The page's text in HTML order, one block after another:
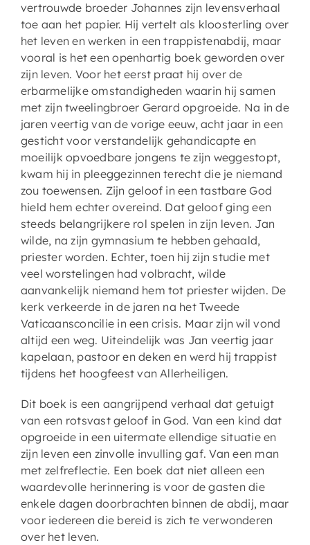
vertrouwde broeder Johannes zijn levensverhaal
toe aan het papier. Hij vertelt als kloosterling over
het leven en werken in een trappistenabdij, maar
vooral is het een openhartig boek geworden over
zijn leven. Voor het eerst praat hij over de
erbarmelijke omstandigheden waarin hij samen
met zijn tweelingbroer Gerard opgroeide. Na in de
jaren veertig van de vorige eeuw, acht jaar in een
gesticht voor verstandelijk gehandicapte en
moeilijk opvoedbare jongens te zijn weggestopt,
kwam hij in pleeggezinnen terecht die je niemand
zou toewensen. Zijn geloof in een tastbare God
hield hem echter overeind. Dat geloof ging een
steeds belangrijkere rol spelen in zijn leven. Jan
wilde, na zijn gymnasium te hebben gehaald,
priester worden. Echter, toen hij zijn studie met
veel worstelingen had volbracht, wilde
aanvankelijk niemand hem tot priester wijden. De
kerk verkeerde in de jaren na het Tweede
Vaticaansconcilie in een crisis. Maar zijn wil vond
altijd een weg. Uiteindelijk was Jan veertig jaar
kapelaan, pastoor en deken en werd hij trappist
tijdens het hoogfeest van Allerheiligen.
Dit boek is een aangrijpend verhaal dat getuigt
van een rotsvast geloof in God. Van een kind dat
opgroeide in een uitermate ellendige situatie en
zijn leven een zinvolle invulling gaf. Van een man
met zelfreflectie. Een boek dat niet alleen een
waardevolle herinnering is voor de gasten die
enkele dagen doorbrachten binnen de abdij, maar
voor iedereen die bereid is zich te verwonderen
over het leven.